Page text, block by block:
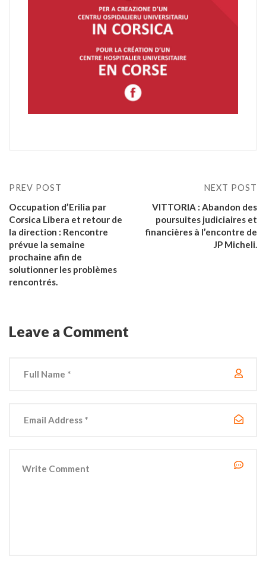
PREV POST
Occupation d’Erilia par
Corsica Libera et retour de
la direction : Rencontre
prévue la semaine
prochaine afin de
solutionner les problèmes
rencontrés.
NEXT POST
VITTORIA : Abandon des
poursuites judiciaires et
financières à l’encontre de
JP Micheli.
Leave a Comment